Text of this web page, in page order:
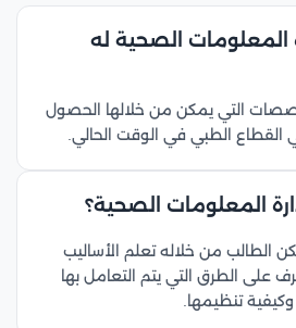
الصحية له
التي يمكن من خلالها الحصول
الطبي في الوقت الحالي.
المعلومات الصحية؟
الطالب من خلاله تعلم الأساليب
على الطرق التي يتم التعامل بها
تنظيمها.